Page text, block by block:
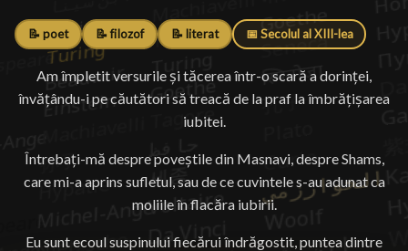
📝 poet 📝 filozof 📝 literat 📅 Secolul al XIII-lea
Am împletit versurile și tăcerea într-o scară a dorinței,
învățându-i pe căutători să treacă de la praf la îmbrățișarea
iubitei.
Întrebați-mă despre poveștile din Masnavi, despre Shams,
care mi-a aprins sufletul, sau de ce cuvintele s-au adunat ca
moliile în flacăra iubirii.
Eu sunt ecoul suspinului fiecărui îndrăgostit, puntea dintre